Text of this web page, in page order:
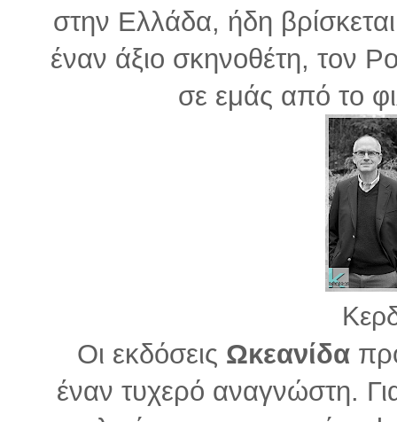
στην Ελλάδα, ήδη
έναν άξιο σκηνοθέτη, τον
σε εμάς από το
Οι εκδόσεις Ωκεανίδα
έναν τυχερό αναγνώστη.